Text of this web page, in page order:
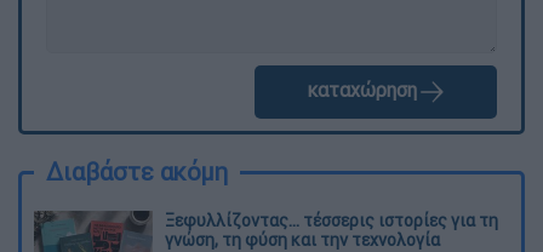
καταχώρηση
Διαβάστε ακόμη
Ξεφυλλίζοντας... τέσσερις ιστορίες για τη
γνώση, τη φύση και την τεχνολογία